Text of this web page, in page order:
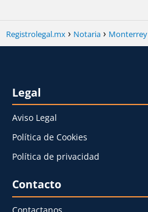
Registrolegal.mx Notaria Monterrey
Legal
Aviso Legal
Política de Cookies
Política de privacidad
Contacto
Contactanos